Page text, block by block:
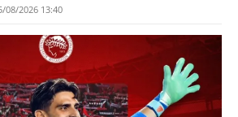
08/2026 13:40